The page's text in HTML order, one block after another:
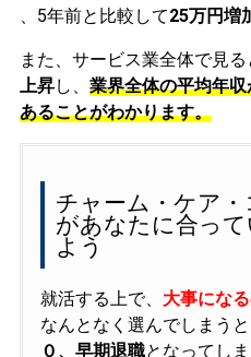
、5年前と比較して25万円増
また、サービス業全体で見
上昇し、 業界全体の平均年
あることがわかります。
チャーム・ケア
があなたに合っ
よう
就活する上で、 大事にな
なんとなく選んでしまう
０、早期退職となってし